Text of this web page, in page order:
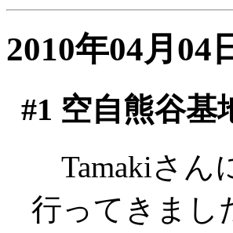
2010年04月04
#1 空自熊谷基
Tamakiさん
行ってきまし